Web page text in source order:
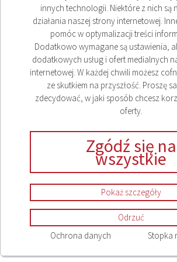
innych technologii. Niektóre z nich są
działania naszej strony internetowej.
pomóc w optymalizacji treści
Dodatkowo wymagane są ustawienia,
dodatkowych usług i ofert medialnych
internetowej. W każdej chwili możesz
ze skutkiem na przyszłość. Proszę
zdecydować, w jaki sposób chcesz
oferty.
Zgódź się na
wszystkie
Pokaż szczegóły
Odrzuć
Ochrona danych
Stopka